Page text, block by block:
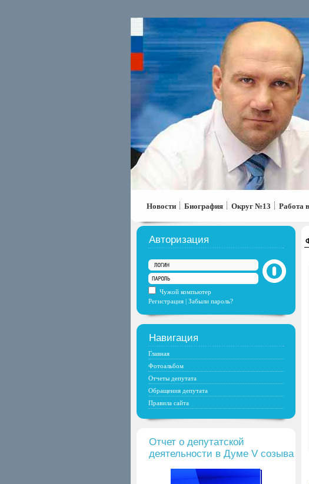
Новости Биография Округ №13 Работа
Авторизация
Чужой компьютер
Регистрация | Забыли пароль?
Навигация
Главная
Фотоальбом
Отчеты депутата
Обращения депутата
Правила сайта
Отчет о депутатской
деятельности в Думе V созыва